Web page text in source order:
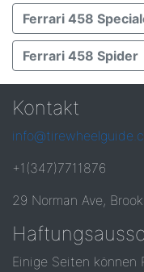
Ferrari 458
Ferrari 458 Spider
Kontakt
+1(347)7711876
29 Norman Ave,
Einige Seiten können